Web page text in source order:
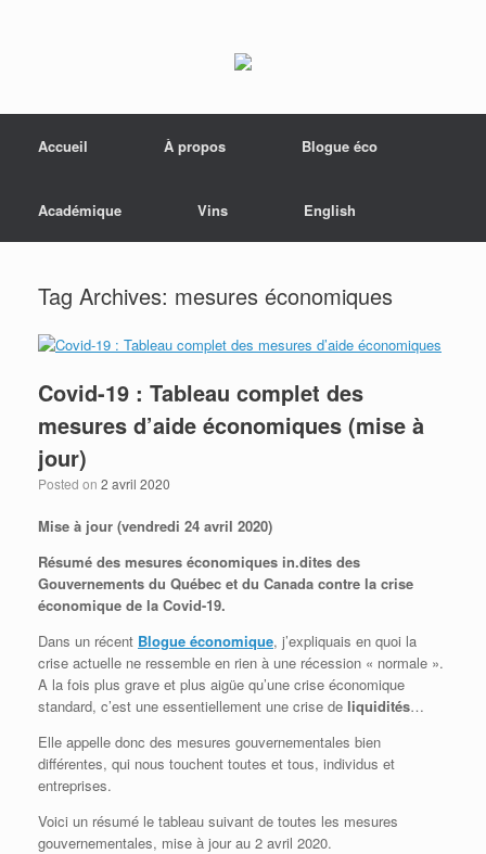
Accueil
À propos Blogue éco
Académique Vins English
Tag Archives: mesures économiques
Covid-19 : Tableau complet des
mesures d’aide économiques (mise à
jour)
Posted on 2 avril 2020
Mise à jour (vendredi 24 avril 2020)
Résumé des mesures économiques in.dites des
Gouvernements du Québec et du Canada contre la crise
économique de la Covid-19.
Dans un récent Blogue économique, j’expliquais en quoi la
crise actuelle ne ressemble en rien à une récession « normale ».
A la fois plus grave et plus aigüe qu’une crise économique
standard, c’est une essentiellement une crise de liquidités…
Elle appelle donc des mesures gouvernementales bien
différentes, qui nous touchent toutes et tous, individus et
entreprises.
Voici un résumé le tableau suivant de toutes les mesures
gouvernementales, mise à jour au 2 avril 2020.